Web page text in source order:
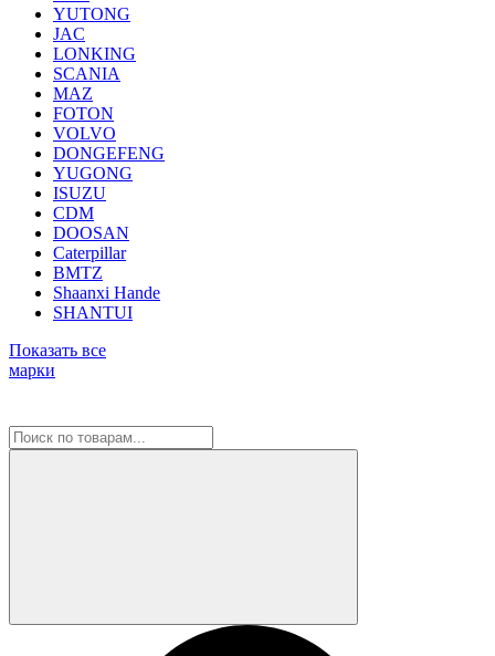
YUTONG
JAC
LONKING
SCANIA
MAZ
FOTON
VOLVO
DONGEFENG
YUGONG
ISUZU
CDM
DOOSAN
Caterpillar
BMTZ
Shaanxi Hande
SHANTUI
Показать все
марки